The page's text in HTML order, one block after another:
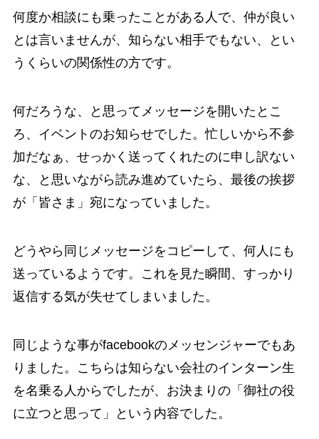
何度か相談にも乗ったことがある人で、仲が良い
とは言いませんが、知らない相手でもない、とい
うくらいの関係性の方です。
何だろうな、と思ってメッセージを開いたとこ
ろ、イベントのお知らせでした。忙しいから不参
加だなぁ、せっかく送ってくれたのに申し訳ない
な、と思いながら読み進めていたら、最後の挨拶
が「皆さま」宛になっていました。
どうやら同じメッセージをコピーして、何人にも
送っているようです。これを見た瞬間、すっかり
返信する気が失せてしまいました。
同じような事がfacebookのメッセンジャーでもあ
りました。こちらは知らない会社のインターン生
を名乗る人からでしたが、お決まりの「御社の役
に立つと思って」という内容でした。